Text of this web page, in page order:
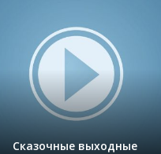
Сказочные выходные